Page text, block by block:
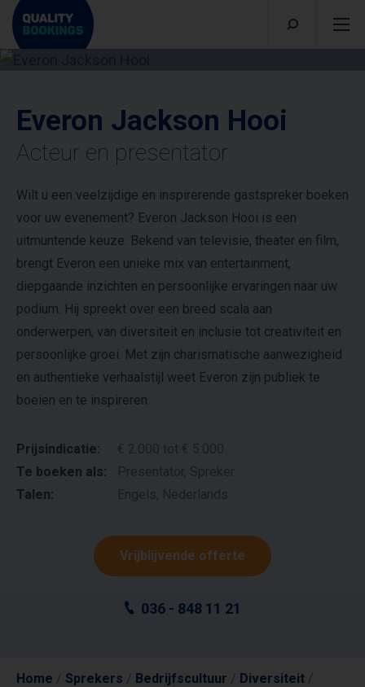
Everon Jackson Hooi
Acteur en presentator
Wilt u een veelzijdige en inspirerende gastspreker boeken
voor uw evenement? Everon Jackson Hooi is een
uitmuntende keuze. Bekend van televisie, theater en film,
brengt Everon een unieke mix van entertainment,
diepgaande inzichten en persoonlijke ervaringen naar uw
podium. Hij spreekt over een breed scala aan
onderwerpen, van diversiteit en inclusie tot creativiteit en
persoonlijke groei. Met zijn charismatische aanwezigheid
en authentieke verhaalstijl weet Everon zijn publiek te
boeien en te inspireren.
Prijsindicatie:
€ 2.000 tot € 5.000
Te boeken als:
Talen:
Vrijblijvende offerte
036 - 848 11 21
Home / Sprekers / Bedrijfscultuur / Diversiteit /